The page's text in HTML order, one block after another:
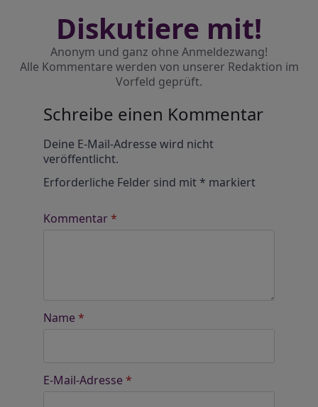
Diskutiere mit!
Anonym und ganz ohne Anmeldezwang!
Alle Kommentare werden von unserer Redaktion im
Vorfeld geprüft.
Schreibe einen Kommentar
Deine E-Mail-Adresse wird nicht
veröffentlicht.
Erforderliche Felder sind mit* markiert
Kommentar*
Name *
E-Mail-Adresse *